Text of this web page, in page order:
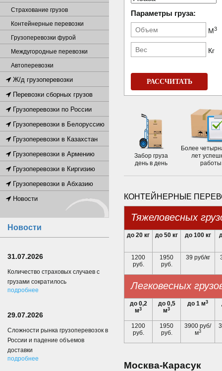
Параметры груза:
М3
Кг
РАССЧИТАТЬ
Забор груза
день в день
Более
лет
работы
КОНТЕЙНЕРНЫЕ
Тяжеловесных
до 20 кг до 50 кг до 100 кг
1200
руб.
1950
руб.
39 руб/кг
Легковесных
до 0,2
м3
до 0,5
м3
до 1 м3
1200
руб.
1950
руб.
3900 руб/
м3
Москва-Карасук
Страхование грузов
Контейнерные перевозки
Грузоперевозки фурой
Междугородные перевозки
Автоперевозки
Ж/д грузоперевозки
Перевозки сборных грузов
Грузоперевозки по России
Грузоперевозки в Белоруссию
Грузоперевозки в Казахстан
Грузоперевозки в Армению
Грузоперевозки в Киргизию
Грузоперевозки в Абхазию
Новости
Новости
31.07.2026
Количество страховых случаев с
грузами сократилось
подробнее
29.07.2026
Сложности рынка грузоперевозок в
России и падение объемов
доставки
подробнее